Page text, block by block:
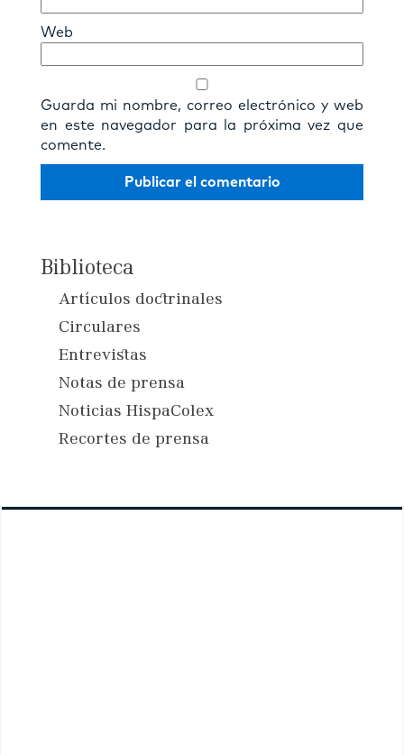
Web
Guarda mi nombre, correo electrónico y web
en este navegador para la próxima vez que
comente.
Biblioteca
Artículos doctrinales
Circulares
Entrevistas
Notas de prensa
Noticias HispaColex
Recortes de prensa